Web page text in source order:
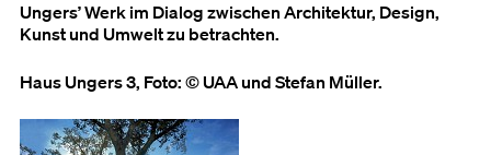
Ungers’ Werk im Dialog zwischen Architektur, Design,
Kunst und Umwelt zu betrachten.
Haus Ungers 3, Foto: © UAA und Stefan Müller.